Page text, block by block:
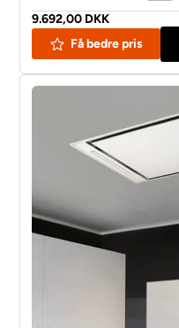
9.692,00 DKK
Få bedre pris